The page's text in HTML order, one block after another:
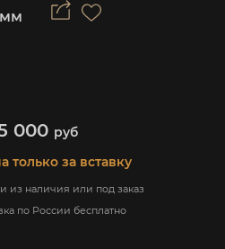
000 руб
только за вставку
из наличия или под заказ
по России бесплатно